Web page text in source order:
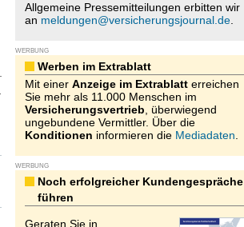
Allgemeine Pressemitteilungen erbitten wir
an meldungen@versicherungsjournal.de.
WERBUNG
Werben im Extrablatt
Mit einer Anzeige im Extrablatterreichen
Sie mehr als 11.000 Menschen im
Versicherungsvertrieb , überwiegend
ungebundene Vermittler. Über die
Konditionen informieren die Mediadaten
WERBUNG
Noch erfolgreicher Kundengespräche
führen
Geraten Sie in